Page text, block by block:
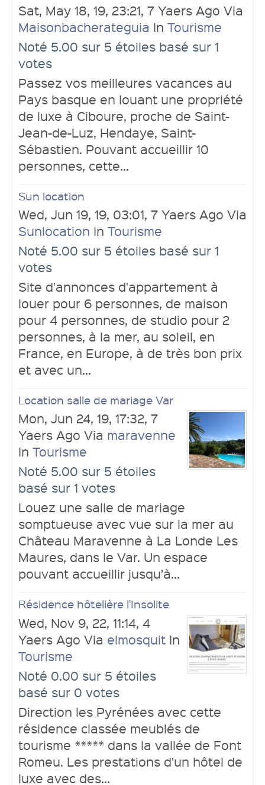
Sat, May 18, 19, 23:21, 7 Yaers Ago Via
Maisonbacherateguia In Tourisme
Noté 5.00 sur 5 étoiles basé sur 1
votes
Passez vos meilleures vacances au
Pays basque en louant une propriété
de luxe à Ciboure, proche de Saint-
Jean-de-Luz, Hendaye, Saint-
Sébastien. Pouvant accueillir 10
personnes, cette...
Sun location
Wed, Jun 19, 19, 03:01, 7 Yaers Ago Via
Sunlocation In Tourisme
Noté 5.00 sur 5 étoiles basé sur 1
votes
Site d'annonces d'appartement à
louer pour 6 personnes, de maison
pour 4 personnes, de studio pour 2
personnes, à la mer, au soleil, en
France, en Europe, à de très bon prix
et avec un...
Location salle de mariage Var
Mon, Jun 24, 19, 17:32, 7
Yaers Ago Via maravenne
In Tourisme
Noté 5.00 sur 5 étoiles
basé sur 1 votes
Louez une salle de mariage
somptueuse avec vue sur la mer au
Château Maravenne à La Londe Les
Maures, dans le Var. Un espace
pouvant accueillir jusqu’à...
Résidence hôtelière l'Insolite
Wed, Nov 9, 22, 11:14, 4
Yaers Ago Via elmosquit In
Tourisme
Noté 0.00 sur 5 étoiles
basé sur 0 votes
Direction les Pyrénées avec cette
résidence classée meublés de
tourisme ***** dans la vallée de Font
Romeu. Les prestations d'un hôtel de
luxe avec des...